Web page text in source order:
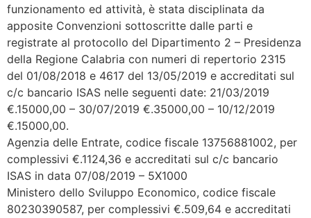
funzionamento ed attività, è stata disciplinata da
apposite Convenzioni sottoscritte dalle parti e
registrate al protocollo del Dipartimento 2 – Presidenza
della Regione Calabria con numeri di repertorio 2315
del 01/08/2018 e 4617 del 13/05/2019 e accreditati sul
c/c bancario ISAS nelle seguenti date: 21/03/2019
€.15000,00 – 30/07/2019 €.35000,00 – 10/12/2019
€.15000,00.
Agenzia delle Entrate, codice fiscale 13756881002, per
complessivi €.1124,36 e accreditati sul c/c bancario
ISAS in data 07/08/2019 – 5X1000
Ministero dello Sviluppo Economico, codice fiscale
80230390587, per complessivi €.509,64 e accreditati